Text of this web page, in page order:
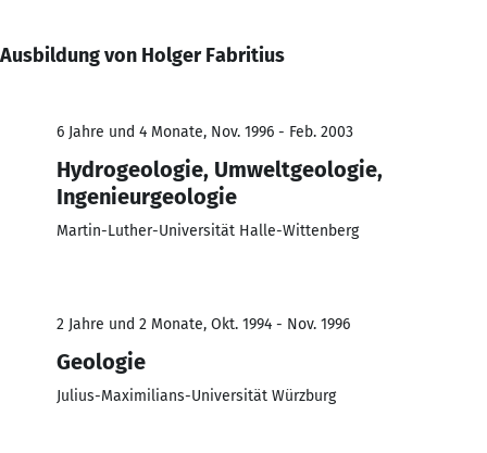
Ausbildung von Holger Fabritius
6 Jahre und 4 Monate, Nov. 1996 - Feb. 2003
Hydrogeologie, Umweltgeologie,
Ingenieurgeologie
Martin-Luther-Universität Halle-Wittenberg
2 Jahre und 2 Monate, Okt. 1994 - Nov. 1996
Geologie
Julius-Maximilians-Universität Würzburg